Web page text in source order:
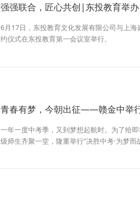
强强联合，匠心共创|东投教育举
6月17日，东投教育文化发展有限公司与上
约仪式在东投教育第一会议室举行。
青春有梦，今朝出征——赣金中举
一年一度中考季，又到梦想起航时。为了给
级师生齐聚一堂，隆重举行“决胜中考·为梦